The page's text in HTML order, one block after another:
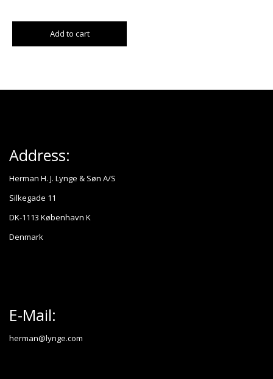
Add to cart
Address:
Herman H. J. Lynge & Søn A/S
Silkegade 11
DK-1113 København K
Denmark
E-Mail:
herman@lynge.com